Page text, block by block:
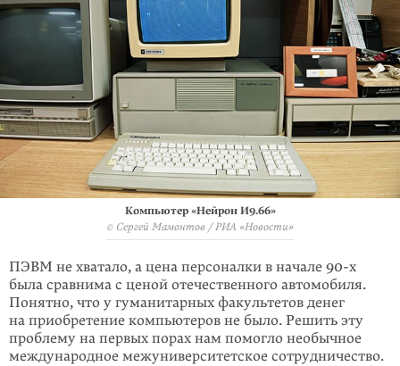
Компьютер «Нейрон И9.66»
© Сергей Мамонтов / РИА «Новости»
ПЭВМ не хватало, а цена персоналки в начале 90-х
была сравнима с ценой отечественного автомобиля.
Понятно, что у гуманитарных факультетов денег
на приобретение компьютеров не было. Решить эту
проблему на первых порах нам помогло необычное
международное межуниверситетское сотрудничество.